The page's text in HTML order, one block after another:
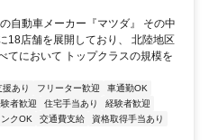
自動車メーカー『マツダ』 その中
18店舗を展開しており、 北陸地区
てにおいて トップクラスの規模を
援あり フリーター歓迎
車通勤OK
者歓迎 住宅手当あり
経験者歓迎
クOK 交通費支給
資格取得手当あり